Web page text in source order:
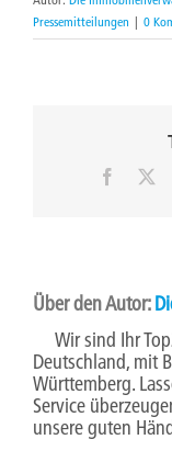
Pressemitteilungen | 0
Facebook
Über den Autor:
Wir sind Ihr
Deutschland, mit
Württemberg.
Service
unsere guten